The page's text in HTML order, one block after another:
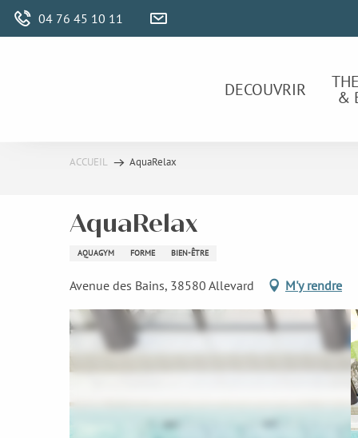
Aller
04 76 45 10 11
DECOUVRIR &
ACCUEIL AquaRelax
AquaRelax
AQUAGYM FORME BIEN-ÊTRE
Avenue des Bains, 38580 Allevard M'y rendre